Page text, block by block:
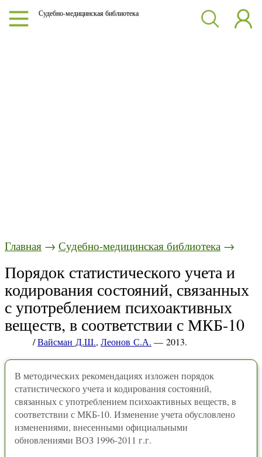
Судебно-медицинская библиотека
Главная → Судебно-медицинская библиотека →
Порядок статистического учета и
кодирования состояний, связанных
с употреблением психоактивных
веществ, в соответствии с МКБ-10
/Вайсман Д.Ш., Леонов С.А. — 2013.
В методических рекомендациях изложен порядок
статистического учета и кодирования состояний,
связанных с употреблением психоактивных веществ, в
соответствии с МКБ-10. Изменение учета обусловлено
изменениями, внесенными официальными
обновлениями ВОЗ 1996-2011 г.г.